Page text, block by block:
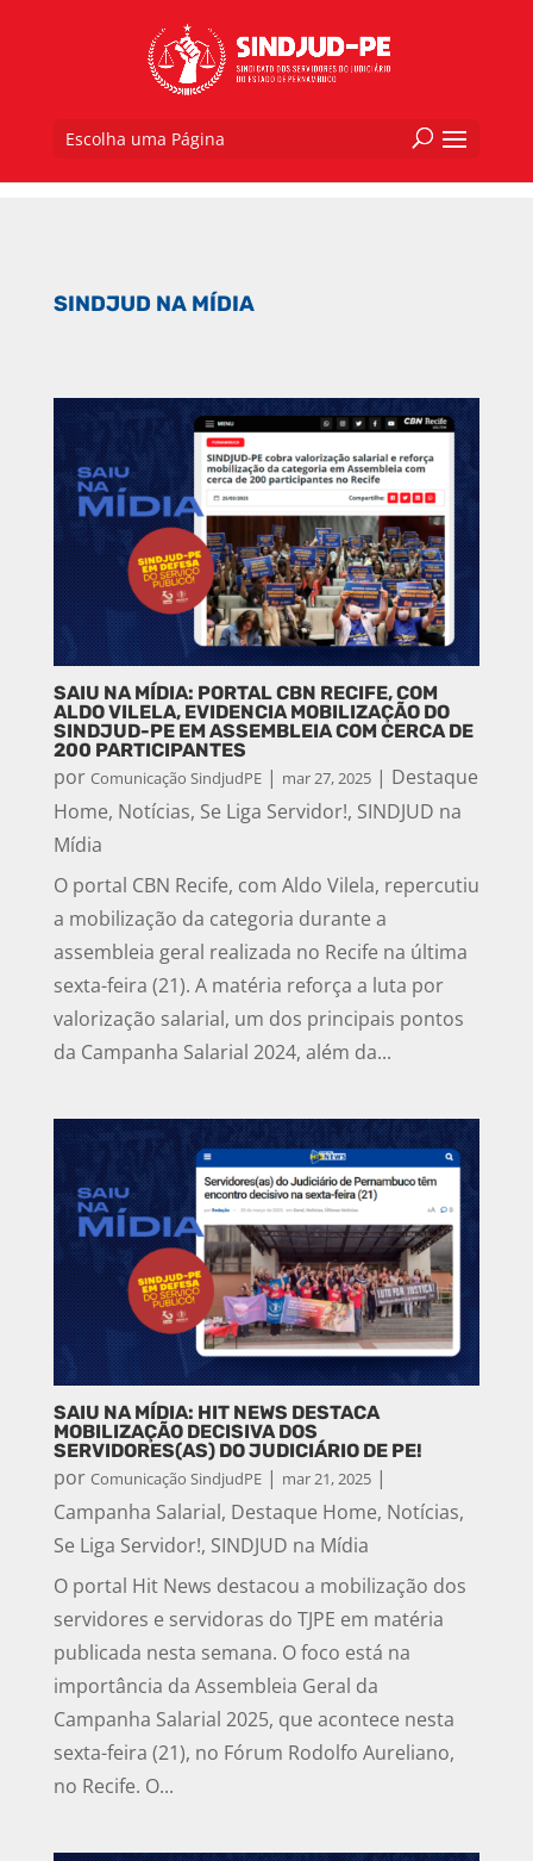
Escolha uma Página
SINDJUD NA MÍDIA
SAIU NA MÍDIA: PORTAL CBN RECIFE, COM
ALDO VILELA, EVIDENCIA MOBILIZAÇÃO DO
SINDJUD-PE EM ASSEMBLEIA COM CERCA DE
200 PARTICIPANTES
por Comunicação SindjudPE| mar 27, 2025| Destaque
Home, Notícias, Se Liga Servidor!, SINDJUD na
Mídia
O portal CBN Recife, com Aldo Vilela, repercutiu
a mobilização da categoria durante a
assembleia geral realizada no Recife na última
sexta-feira (21). A matéria reforça a luta por
valorização salarial, um dos principais pontos
da Campanha Salarial 2024, além da...
SAIU NA MÍDIA: HIT NEWS DESTACA
MOBILIZAÇÃO DECISIVA DOS
SERVIDORES(AS) DO JUDICIÁRIO DE PE!
por Comunicação SindjudPE| mar 21, 2025|
Campanha Salarial, Destaque Home, Notícias,
Se Liga Servidor!, SINDJUD na Mídia
O portal Hit News destacou a mobilização dos
servidores e servidoras do TJPE em matéria
publicada nesta semana. O foco está na
importância da Assembleia Geral da
Campanha Salarial 2025, que acontece nesta
sexta-feira (21), no Fórum Rodolfo Aureliano,
no Recife. O...